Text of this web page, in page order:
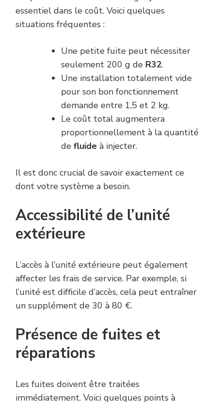
essentiel dans le coût. Voici quelques
situations fréquentes :
Une petite fuite peut nécessiter
seulement 200 g de R32.
Une installation totalement vide
pour son bon fonctionnement
demande entre 1,5 et 2 kg.
Le coût total augmentera
proportionnellement à la quantité
de fluide à injecter.
Il est donc crucial de savoir exactement ce
dont votre système a besoin.
Accessibilité de l’unité
extérieure
L’accès à l’unité extérieure peut également
affecter les frais de service. Par exemple, si
l’unité est difficile d’accès, cela peut entraîner
un supplément de 30 à 80 €.
Présence de fuites et
réparations
Les fuites doivent être traitées
immédiatement. Voici quelques points à